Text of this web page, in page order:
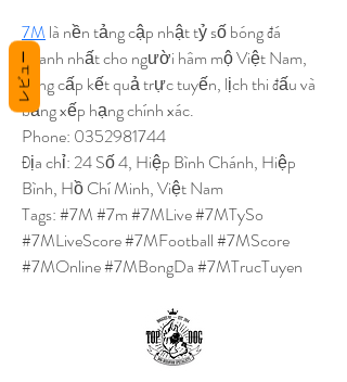
7M là nền tảng cập nhật tỷ số bóng đá
nhanh nhất cho người hâm mộ Việt Nam,
cung cấp kết quả trực tuyến, lịch thi đấu và
bảng xếp hạng chính xác.
Phone: 0352981744
Địa chỉ: 24 Số 4, Hiệp Bình Chánh, Hiệp
Bình, Hồ Chí Minh, Việt Nam
Tags: #7M #7m #7MLive #7MTySo
#7MLiveScore #7MFootball #7MScore
#7MOnline #7MBongDa #7MTrucTuyen
レビュー